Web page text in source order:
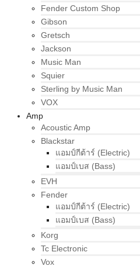
Fender Custom Shop
Gibson
Gretsch
Jackson
Music Man
Squier
Sterling by Music Man
VOX
Amp
Acoustic Amp
Blackstar
แอมป์กีต้าร์ (Electric)
แอมป์เบส (Bass)
EVH
Fender
แอมป์กีต้าร์ (Electric)
แอมป์เบส (Bass)
Korg
Tc Electronic
Vox